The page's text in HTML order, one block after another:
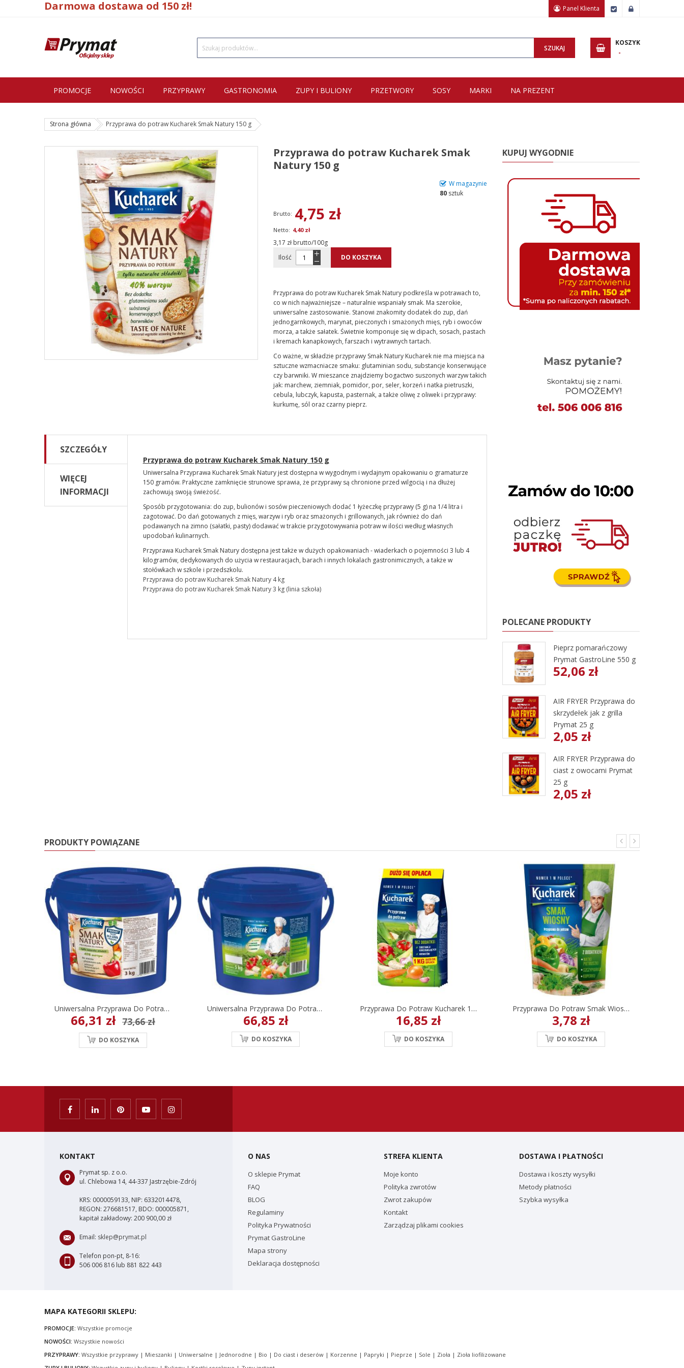
Darmowa dostawa od 150 zł! Panel Klienta Zamówienie
Wpisz minimum 3 znaki, aby wyszukać.
SZUKAJ
KOSZYK
PROMOCJE NOWOŚCI PRZYPRAWY GASTRONOMIA ZUPY I BULIONY PRZETWORY SOSY MARKI NA PREZENT
Strona główna Przyprawa do potraw Kucharek Smak Natury 150 g
Przyprawa do potraw Kucharek Smak
Natury 150 g
W magazynie
80 sztuk
4,75 zł
4,40 zł
3,17 zł brutto/100g
Ilość
DO KOSZYKA
Przyprawa do potraw Kucharek Smak Natury podkreśla w potrawach to,
co w nich najważniejsze – naturalnie wspaniały smak. Ma szerokie,
uniwersalne zastosowanie. Stanowi znakomity dodatek do zup, dań
jednogarnkowych, marynat, pieczonych i smażonych mięs, ryb i owoców
morza, a także sałatek. Świetnie komponuje się w dipach, sosach, pastach
i kremach kanapkowych, farszach i wytrawnych tartach.
Co ważne, w składzie przyprawy Smak Natury Kucharek nie ma miejsca na
sztuczne wzmacniacze smaku: glutaminian sodu, substancje konserwujące
czy barwniki. W mieszance znajdziemy bogactwo suszonych warzyw takich
jak: marchew, ziemniak, pomidor, por, seler, korzeń i natka pietruszki,
cebula, lubczyk, kapusta, pasternak, a także oliwę z oliwek i przyprawy:
kurkumę, sól oraz czarny pieprz.
SZCZEGÓŁY
WIĘCEJ
INFORMACJI
Przyprawa do potraw Kucharek Smak Natury 150 g
Uniwersalna Przyprawa Kucharek Smak Natury jest dostępna w wygodnym i wydajnym opakowaniu o gramaturze
150 gramów. Praktyczne zamknięcie strunowe sprawia, że przyprawy są chronione przed wilgocią i na dłużej
zachowują swoją świeżość.
Sposób przygotowania: do zup, bulionów i sosów pieczeniowych dodać 1 łyżeczkę przyprawy (5 g) na 1/4 litra i
zagotować. Do dań gotowanych z mięs, warzyw i ryb oraz smażonych i grillowanych, jak również do dań
podawanych na zimno (sałatki, pasty) dodawać w trakcie przygotowywania potraw w ilości według własnych
upodobań kulinarnych.
Przyprawa Kucharek Smak Natury dostępna jest także w dużych opakowaniach - wiaderkach o pojemności 3 lub 4
kilogramów, dedykowanych do użycia w restauracjach, barach i innych lokalach gastronimicznych, a także w
stołówkach w szkole i przedszkolu.
Przyprawa do potraw Kucharek Smak Natury 4 kg
Przyprawa do potraw Kucharek Smak Natury 3 kg (linia szkoła)
KUPUJ WYGODNIE
POLECANE PRODUKTY
Pieprz pomarańczowy
Prymat GastroLine 550 g
52,06 zł
AIR FRYER Przyprawa do
skrzydełek jak z grilla
Prymat 25 g
2,05 zł
AIR FRYER Przyprawa do
ciast z owocami Prymat
25 g
2,05 zł
PRODUKTY POWIĄZANE
Uniwersalna Przyprawa Do Potraw Smak Natury 3 Kg (linia Szkoła)
66,31 zł 73,66 zł
DO KOSZYKA
Uniwersalna Przyprawa Do Potraw Kucharek 5 Kg
66,85 zł
DO KOSZYKA
Przyprawa Do Potraw Kucharek 1 Kg
16,85 zł
DO KOSZYKA
Przyprawa Do Potraw Smak Wiosny Kucharek 175 G
3,78 zł
DO KOSZYKA
KONTAKT
Prymat sp. z o.o.
ul. Chlebowa 14, 44-337 Jastrzębie-Zdrój
KRS: 0000059133, NIP: 6332014478,
REGON: 276681517, BDO: 000005871,
kapitał zakładowy: 200 900,00 zł
Email: sklep@prymat.pl
Telefon pon-pt, 8-16:
506 006 816 lub 881 822 443
O NAS
O sklepie Prymat
FAQ
BLOG
Regulaminy
Polityka Prywatności
Prymat GastroLine
Mapa strony
Deklaracja dostępności
STREFA KLIENTA
Moje konto
Polityka zwrotów
Zwrot zakupów
Kontakt
Zarządzaj plikami cookies
DOSTAWA I PŁATNOŚCI
Dostawa i koszty wysyłki
Metody płatności
Szybka wysyłka
MAPA KATEGORII SKLEPU:
PROMOCJE: Wszystkie promocje
NOWOŚCI: Wszystkie nowości
PRZYPRAWY: Wszystkie przyprawy | Mieszanki | Uniwersalne | Jednorodne | Bio | Do ciast i deserów | Korzenne | Papryki | Pieprze | Sole | Zioła | Zioła liofilizowane